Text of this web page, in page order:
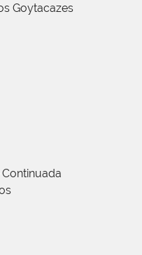
Goytacazes